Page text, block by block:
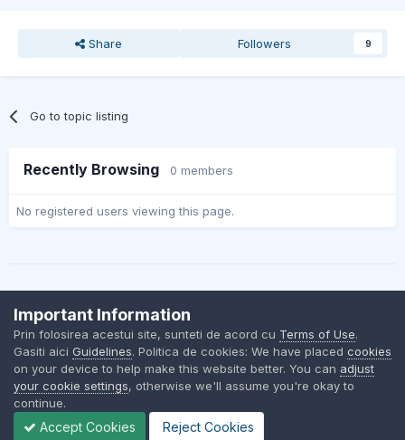
Share Followers 9
Go to topic listing
Recently Browsing 0 members
No registered users viewing this page.
Contact Us
BMW Club Romania
Powered by Invision Community
Important Information
Prin folosirea acestui site, sunteti de acord cu Terms of Use.
Gasiti aici Guidelines. Politica de cookies: We have placed cookies
on your device to help make this website better. You can adjust
your cookie settings, otherwise we'll assume you're okay to
continue.
Accept Cookies Reject Cookies